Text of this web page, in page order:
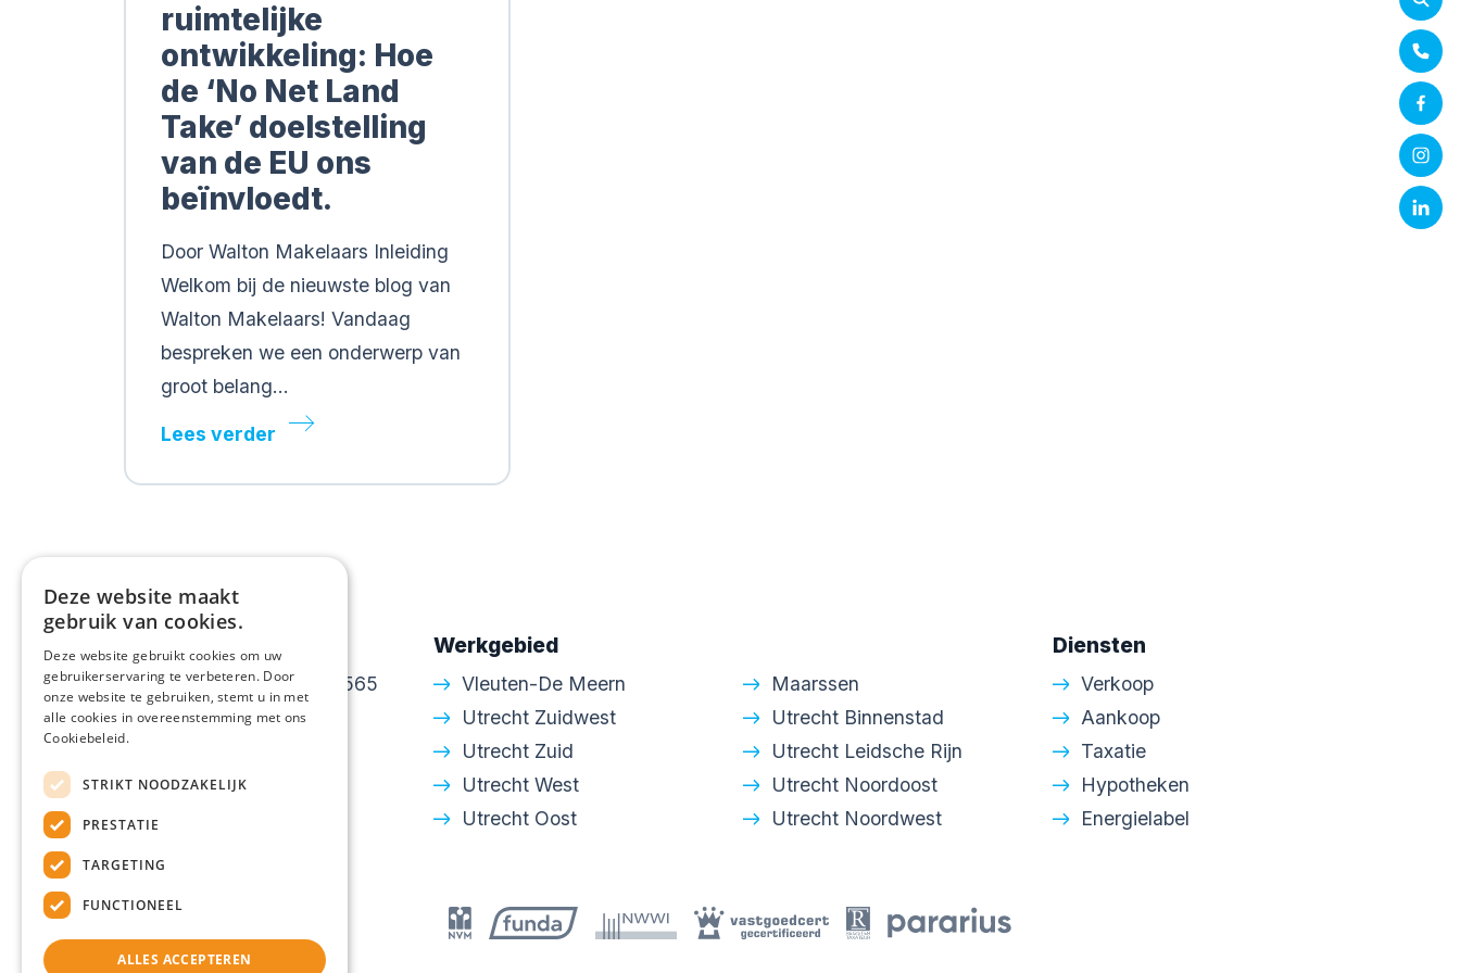
ruimtelijke
ontwikkeling: Hoe
de ‘No Net Land
Take’ doelstelling
van de EU ons
beïnvloedt.
Door Walton Makelaars Inleiding
Welkom bij de nieuwste blog van
Walton Makelaars! Vandaag
bespreken we een onderwerp van
groot belang…
Lees verder
Contactgegevens
Amsterdamsestraatweg 565
3553 EH Utrecht
info@walton.nl
KvK: 30250306
Werkgebied
Vleuten-De Meern
Utrecht Zuidwest
Utrecht Zuid
Utrecht West
Utrecht Oost
Maarssen
Utrecht Binnenstad
Utrecht Leidsche Rijn
Utrecht Noordoost
Utrecht Noordwest
Diensten
Verkoop
Aankoop
Taxatie
Hypotheken
Energielabel
Deze website maakt
gebruik van cookies.
Deze website gebruikt cookies om uw
gebruikerservaring te verbeteren. Door
onze website te gebruiken, stemt u in met
alle cookies in overeenstemming met ons
Cookiebeleid.
STRIKT NOODZAKELIJK
PRESTATIE
TARGETING
FUNCTIONEEL
ALLES ACCEPTEREN